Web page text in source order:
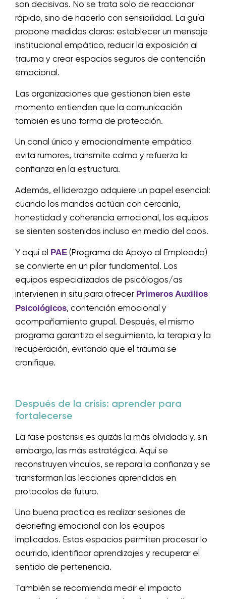
son decisivas. No se trata solo de reaccionar
rápido, sino de hacerlo con sensibilidad. La guía
propone medidas claras: establecer un mensaje
institucional empático, reducir la exposición al
trauma y crear espacios seguros de contención
emocional.
Las organizaciones que gestionan bien este
momento entienden que la comunicación
también es una forma de protección.
Un canal único y emocionalmente empático
evita rumores, transmite calma y refuerza la
confianza en la estructura.
Además, el liderazgo adquiere un papel esencial:
cuando los mandos actúan con cercanía,
honestidad y coherencia emocional, los equipos
se sienten sostenidos incluso en medio del caos.
Y aquí el PAE (Programa de Apoyo al Empleado)
se convierte en un pilar fundamental. Los
equipos especializados de psicólogos/as
intervienen in situ para ofrecer Primeros Auxilios
Psicológicos, contención emocional y
acompañamiento grupal. Después, el mismo
programa garantiza el seguimiento, la terapia y la
recuperación, evitando que el trauma se
cronifique.
Después de la crisis: aprender para
fortalecerse
La fase postcrisis es quizás la más olvidada y, sin
embargo, las más estratégica. Aquí se
reconstruyen vínculos, se repara la confianza y se
transforman las lecciones aprendidas en
protocolos de futuro.
Una buena practica es realizar sesiones de
debriefing emocional con los equipos
implicados. Estos espacios permiten procesar lo
ocurrido, identificar aprendizajes y recuperar el
sentido de pertenencia.
También se recomienda medir el impacto